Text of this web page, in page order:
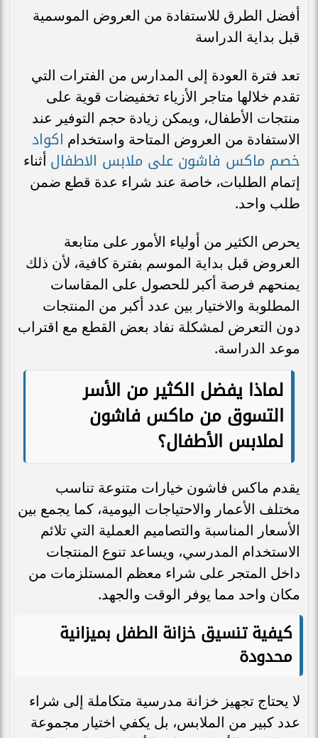
أفضل الطرق للاستفادة من العروض الموسمية
قبل بداية الدراسة
تعد فترة العودة إلى المدارس من الفترات التي
تقدم خلالها متاجر الأزياء تخفيضات قوية على
منتجات الأطفال، ويمكن زيادة حجم التوفير عند
الاستفادة من العروض المتاحة واستخدام اكواد
خصم ماكس فاشون على ملابس الاطفال أثناء
إتمام الطلبات، خاصة عند شراء عدة قطع ضمن
طلب واحد.
يحرص الكثير من أولياء الأمور على متابعة
العروض قبل بداية الموسم بفترة كافية، لأن ذلك
يمنحهم فرصة أكبر للحصول على المقاسات
المطلوبة والاختيار بين عدد أكبر من المنتجات
دون التعرض لمشكلة نفاد بعض القطع مع اقتراب
موعد الدراسة.
لماذا يفضل الكثير من الأسر
التسوق من ماكس فاشون
لملابس الأطفال؟
يقدم ماكس فاشون خيارات متنوعة تناسب
مختلف الأعمار والاحتياجات اليومية، كما يجمع بين
الأسعار المناسبة والتصاميم العملية التي تلائم
الاستخدام المدرسي، ويساعد تنوع المنتجات
داخل المتجر على شراء معظم المستلزمات من
مكان واحد مما يوفر الوقت والجهد.
كيفية تنسيق خزانة الطفل بميزانية
محدودة
لا يحتاج تجهيز خزانة مدرسية متكاملة إلى شراء
عدد كبير من الملابس، بل يكفي اختيار مجموعة